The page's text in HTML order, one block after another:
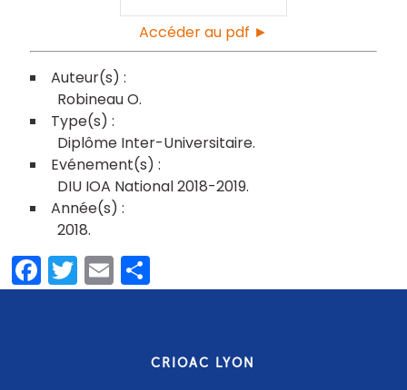
Accéder au pdf ►
Robineau O
Diplôme Inter-Universitaire
DIU IOA National 2018-2019
2018
Facebook
Twitter
EmailShare
CRIOAC LYON